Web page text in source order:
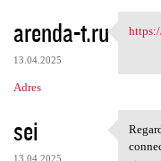
a
r
z
arenda-t.ru
13.04.2025
Adres
sei
13.04.2025